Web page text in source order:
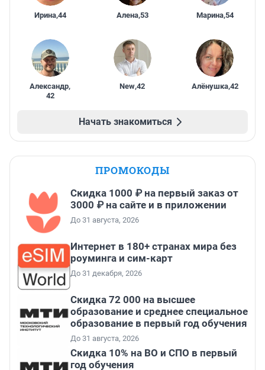
Ирина,44 Алена,53 Марина,54
Александр,
42
New,42 Алёнушка,42
Начать знакомиться
ПРОМОКОДЫ
Скидка 1000 ₽ на первый заказ от
3000 ₽ на сайте и в приложении
До 31 августа, 2026
Интернет в 180+ странах мира без
роуминга и сим-карт
До 31 декабря, 2026
Скидка 72 000 на высшее
образование и среднее специальное
образование в первый год обучения
До 31 августа, 2026
Скидка 10% на ВО и СПО в первый
год обучения